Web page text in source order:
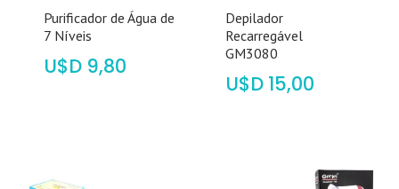
Purificador de Água de
7 Níveis
$ 9,80
Depilador
Recarregável
GM3080
$ 15,00